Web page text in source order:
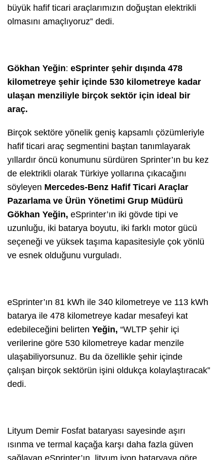
büyük hafif ticari araçlarımızın doğuştan elektrikli
olmasını amaçlıyoruz” dedi.
Gökhan Yeğin: eSprinter şehir dışında 478
kilometreye şehir içinde 530 kilometreye kadar
ulaşan menziliyle birçok sektör için ideal bir
araç.
Birçok sektöre yönelik geniş kapsamlı çözümleriyle
hafif ticari araç segmentini baştan tanımlayarak
yıllardır öncü konumunu sürdüren Sprinter’ın bu kez
de elektrikli olarak Türkiye yollarına çıkacağını
söyleyen Mercedes-Benz Hafif Ticari Araçlar
Pazarlama ve Ürün Yönetimi Grup Müdürü
Gökhan Yeğin, eSprinter’ın iki gövde tipi ve
uzunluğu, iki batarya boyutu, iki farklı motor gücü
seçeneği ve yüksek taşıma kapasitesiyle çok yönlü
ve esnek olduğunu vurguladı.
eSprinter’ın 81 kWh ile 340 kilometreye ve 113 kWh
batarya ile 478 kilometreye kadar mesafeyi kat
edebileceğini belirten Yeğin, “WLTP şehir içi
verilerine göre 530 kilometreye kadar menzile
ulaşabiliyorsunuz. Bu da özellikle şehir içinde
çalışan birçok sektörün işini oldukça kolaylaştıracak”
dedi.
Lityum Demir Fosfat bataryası sayesinde aşırı
ısınma ve termal kaçağa karşı daha fazla güven